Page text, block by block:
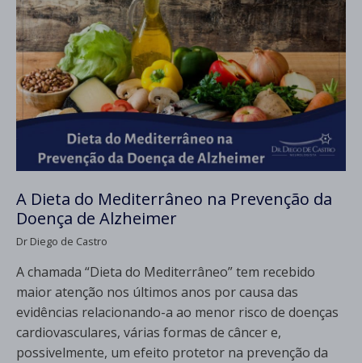
A Dieta do Mediterrâneo na Prevenção da
Doença de Alzheimer
Dr Diego de Castro
A chamada “Dieta do Mediterrâneo” tem recebido
maior atenção nos últimos anos por causa das
evidências relacionando-a ao menor risco de doenças
cardiovasculares, várias formas de câncer e,
possivelmente, um efeito protetor na prevenção da